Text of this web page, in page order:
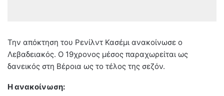
Την απόκτηση του Ρενίλντ Κασέμι ανακοίνωσε ο
Λεβαδειακός. Ο 19χρονος μέσος παραχωρείται ως
δανεικός στη Βέροια ως το τέλος της σεζόν.
Η ανακοίνωση: